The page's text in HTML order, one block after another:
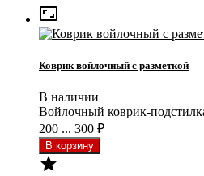

Коврик войлочный с разметкой
В наличии
Войлочный коврик-
200 ... 300 ₽
